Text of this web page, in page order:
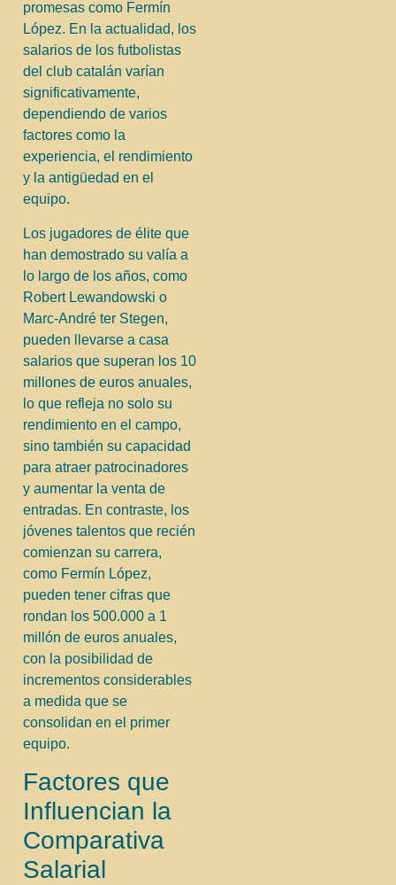
promesas como Fermín
López. En la actualidad, los
salarios de los futbolistas
del club catalán varían
significativamente,
dependiendo de varios
factores como la
experiencia, el rendimiento
y la antigüedad en el
equipo.
Los jugadores de élite que
han demostrado su valía a
lo largo de los años, como
Robert Lewandowski o
Marc-André ter Stegen,
pueden llevarse a casa
salarios que superan los 10
millones de euros anuales,
lo que refleja no solo su
rendimiento en el campo,
sino también su capacidad
para atraer patrocinadores
y aumentar la venta de
entradas. En contraste, los
jóvenes talentos que recién
comienzan su carrera,
como Fermín López,
pueden tener cifras que
rondan los 500.000 a 1
millón de euros anuales,
con la posibilidad de
incrementos considerables
a medida que se
consolidan en el primer
equipo.
Factores que
Influencian la
Comparativa
Salarial